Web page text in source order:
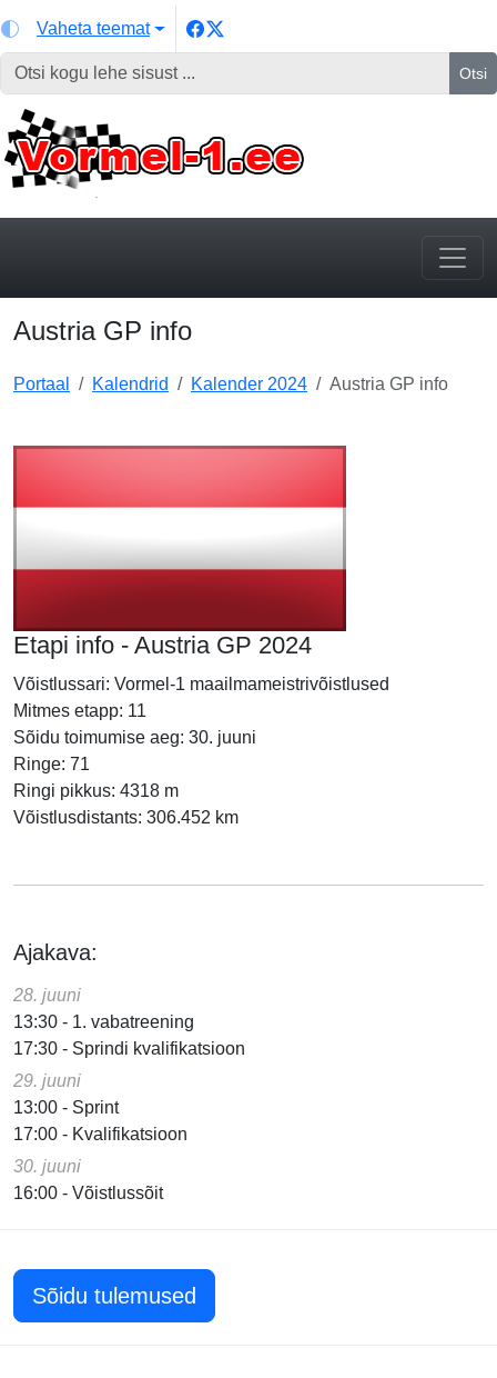
Vaheta teemat
Otsi
Austria GP info
Portaal Kalendrid Kalender 2024 Austria GP info
Etapi info - Austria GP 2024
Võistlussari: Vormel-1 maailmameistrivõistlused
Mitmes etapp: 11
Sõidu toimumise aeg: 30. juuni
Ringe: 71
Ringi pikkus: 4318 m
Võistlusdistants: 306.452 km
Ajakava:
28. juuni
13:30 - 1. vabatreening
17:30 - Sprindi kvalifikatsioon
29. juuni
13:00 - Sprint
17:00 - Kvalifikatsioon
30. juuni
16:00 - Võistlussõit
Sõidu tulemused